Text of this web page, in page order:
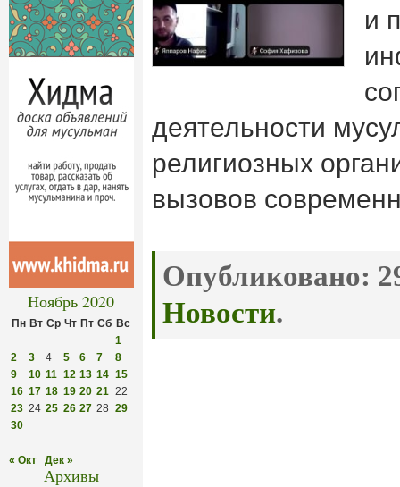
Ноябрь 2020
Пн Вт Ср Чт Пт Сб Вс
1
2
3 4 5 6 7
8
9
10 11 12 13 14 15
16 17 18 19 20 21 22
23 24 25 26 27 28 29
30
« Окт Дек »
Архивы
и
деятельности
религиозных
вызовов
Опубликовано:
Новости.